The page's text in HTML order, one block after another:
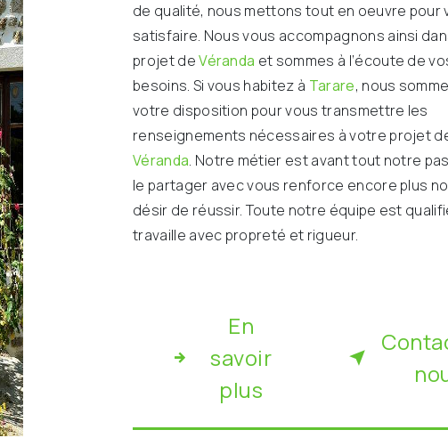
de qualité, nous mettons tout en oeuvre pour
satisfaire. Nous vous accompagnons ainsi
projet deVéranda et sommes à l’écoute de
besoins. Si vous habitez à Tarare, nous
votre disposition pour vous transmettre les
renseignements nécessaires à votre projet
Véranda. Notre métier est avant tout notre
le partager avec vous renforce encore plus
désir de réussir. Toute notre équipe est
travaille avec propreté et rigueur.
En
savoir
plus